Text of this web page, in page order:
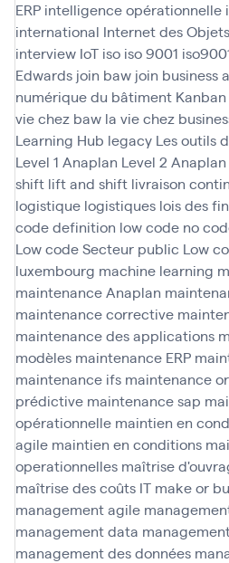
ERP intelligence opérationnelle
international Internet des Objets
interview IoT iso iso 9001
Edwards join baw join business
numérique du bâtiment Kanban
vie chez baw la vie chez
Learning Hub legacy Les outils
Level 1 Anaplan Level 2 Anaplan
shift lift and shift livraison
logistique logistiques lois des
code definition low code no
Low code Secteur public Low
luxembourg machine learning
maintenance Anaplan
maintenance corrective
maintenance des applications
modèles maintenance ERP
maintenance ifs maintenance
prédictive maintenance sap
opérationnelle maintien en
agile maintien en conditions
operationnelles maîtrise
maîtrise des coûts IT make or
management agile
management data
management des données